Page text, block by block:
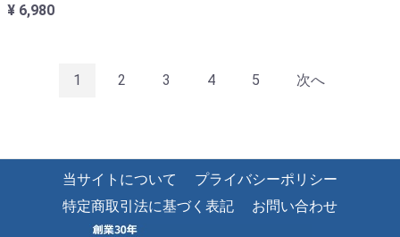
¥ 6,980
1 2 3 4 5 次へ
当サイトについて
プライバシーポリシー
特定商取引法に基づく表記
お問い合わせ